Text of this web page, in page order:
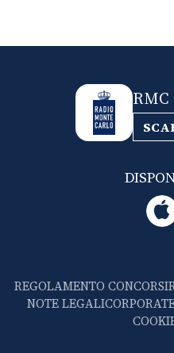
REGOLAMENTO CONCORSI
NOTE LEGALI